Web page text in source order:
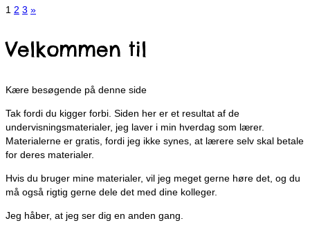
1 2 3 »
Velkommen til
Kære besøgende på denne side
Tak fordi du kigger forbi. Siden her er et resultat af de
undervisningsmaterialer, jeg laver i min hverdag som lærer.
Materialerne er gratis, fordi jeg ikke synes, at lærere selv skal betale
for deres materialer.
Hvis du bruger mine materialer, vil jeg meget gerne høre det, og du
må også rigtig gerne dele det med dine kolleger.
Jeg håber, at jeg ser dig en anden gang.